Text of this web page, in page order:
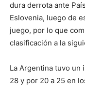
dura derrota ante
Eslovenia, luego de
juego, por lo que
clasificación a la
La Argentina tuvo un
28 y por 20 a 25 en